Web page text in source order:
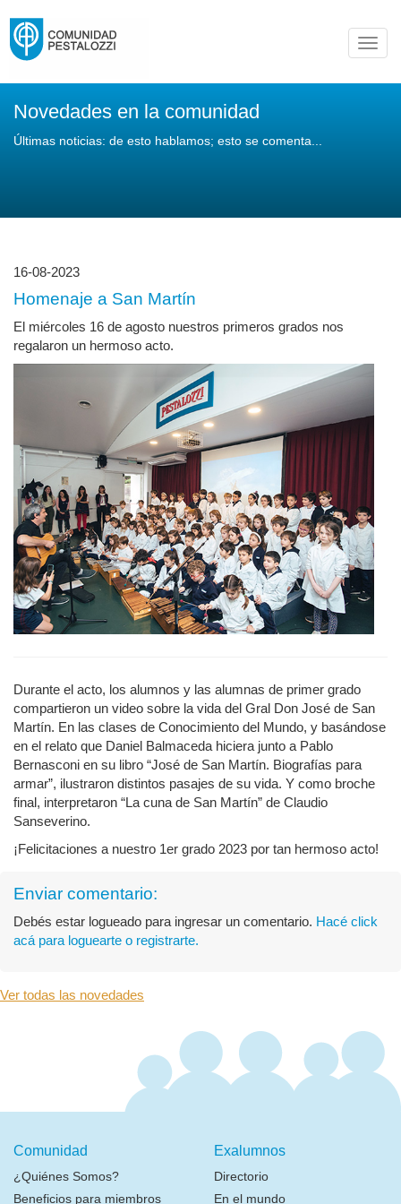
Novedades en la comunidad
Últimas noticias: de esto hablamos; esto se comenta...
16-08-2023
Homenaje a San Martín
El miércoles 16 de agosto nuestros primeros grados nos
regalaron un hermoso acto.
Durante el acto, los alumnos y las alumnas de primer grado
compartieron un video sobre la vida del Gral Don José de San
Martín. En las clases de Conocimiento del Mundo, y basándose
en el relato que Daniel Balmaceda hiciera junto a Pablo
Bernasconi en su libro “José de San Martín. Biografías para
armar”, ilustraron distintos pasajes de su vida. Y como broche
final, interpretaron “La cuna de San Martín” de Claudio
Sanseverino.
¡Felicitaciones a nuestro 1er grado 2023 por tan hermoso acto!
Enviar comentario:
Debés estar logueado para ingresar un comentario. Hacé click
acá para loguearte o registrarte.
Ver todas las novedades
Comunidad
¿Quiénes Somos?
Beneficios para miembros
Exalumnos
Directorio
En el mundo